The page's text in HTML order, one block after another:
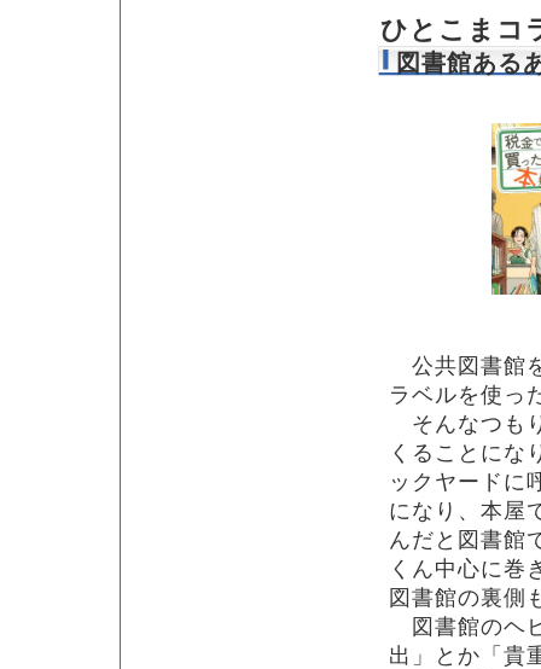
ひとこまコ
図書館あ
公共図書館
ラベルを使っ
そんなつも
くることにな
ックヤードに
になり、本屋
んだと図書館
くん中心に巻
図書館の裏側
図書館のヘ
出」とか「貴